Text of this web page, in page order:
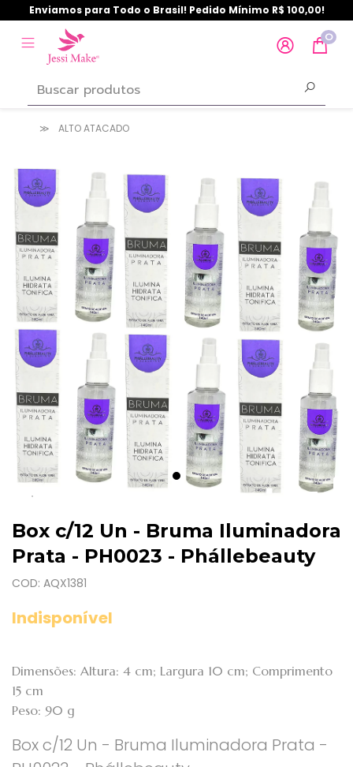
Enviamos para Todo o Brasil! Pedido Mínimo R$ 100,00!
0
ALTO ATACADO
Box c/12 Un - Bruma Iluminadora
Prata - PH0023 - Phállebeauty
COD: AQX1381
Indisponível
Dimensões: Altura: 4 cm; Largura 10 cm; Comprimento
15 cm
Peso: 90 g
Box c/12 Un - Bruma Iluminadora Prata -